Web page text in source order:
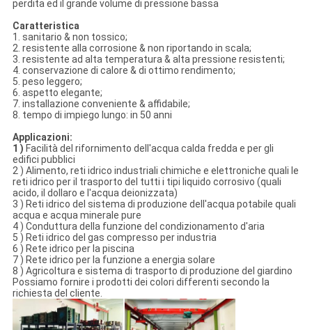
perdita ed il grande volume di pressione bassa
Caratteristica
1. sanitario & non tossico;
2. resistente alla corrosione & non riportando in scala;
3. resistente ad alta temperatura & alta pressione resistenti;
4. conservazione di calore & di ottimo rendimento;
5. peso leggero;
6. aspetto elegante;
7. installazione conveniente & affidabile;
8. tempo di impiego lungo: in 50 anni
Applicazioni:
1 ) Facilità del rifornimento dell'acqua calda fredda e per gli
edifici pubblici
2 ) Alimento, reti idrico industriali chimiche e elettroniche quali le
reti idrico per il trasporto del tutti i tipi liquido corrosivo (quali
acido, il dollaro e l'acqua deionizzata)
3 ) Reti idrico del sistema di produzione dell'acqua potabile quali
acqua e acqua minerale pure
4 ) Conduttura della funzione del condizionamento d'aria
5 ) Reti idrico del gas compresso per industria
6 ) Rete idrico per la piscina
7 ) Rete idrico per la funzione a energia solare
8 ) Agricoltura e sistema di trasporto di produzione del giardino
Possiamo fornire i prodotti dei colori differenti secondo la
richiesta del cliente.